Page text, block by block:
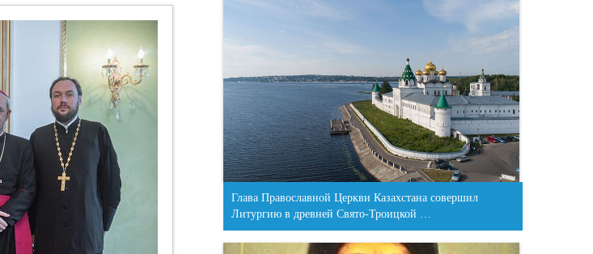
Глава Православной Церкви Казахстана совершил
Литургию в древней Свято-Троицкой …